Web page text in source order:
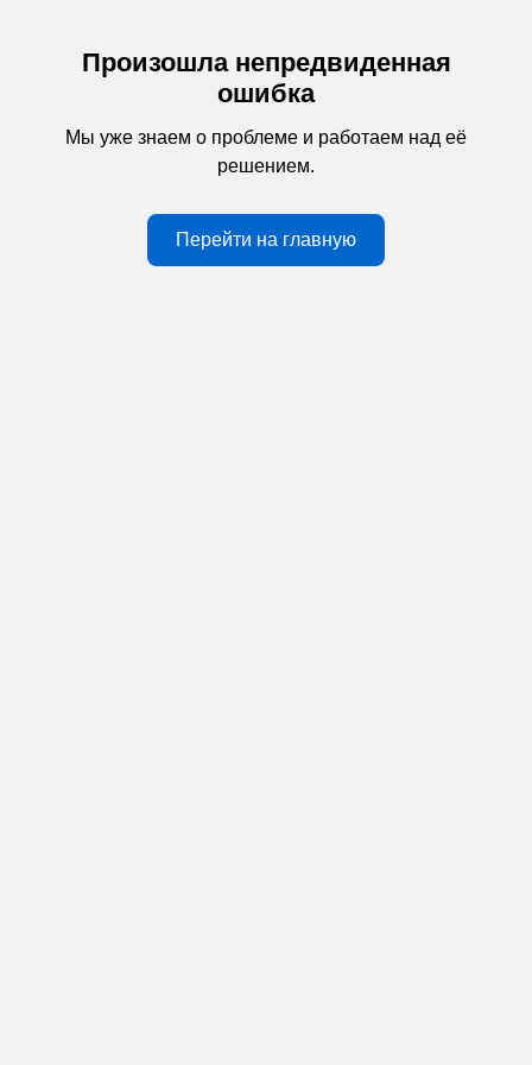
Произошла непредвиденная
ошибка
Мы уже знаем о проблеме и работаем над её
решением.
Перейти на главную